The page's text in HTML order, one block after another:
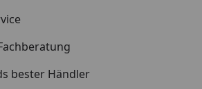
bester Händler